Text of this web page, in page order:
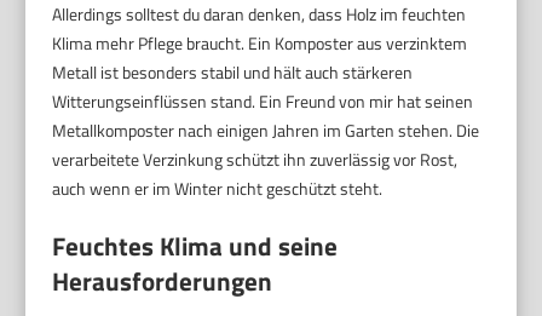
Allerdings solltest du daran denken, dass Holz im feuchten
Klima mehr Pflege braucht. Ein Komposter aus verzinktem
Metall ist besonders stabil und hält auch stärkeren
Witterungseinflüssen stand. Ein Freund von mir hat seinen
Metallkomposter nach einigen Jahren im Garten stehen. Die
verarbeitete Verzinkung schützt ihn zuverlässig vor Rost,
auch wenn er im Winter nicht geschützt steht.
Feuchtes Klima und seine
Herausforderungen